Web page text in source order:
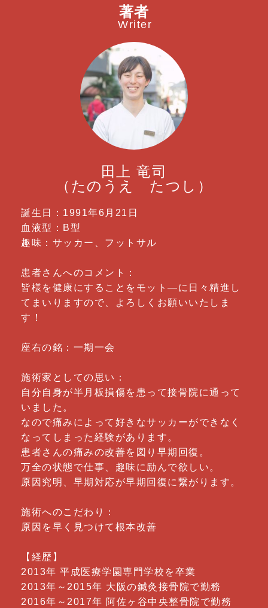
著者
Writer
田上 竜司
（たのうえ たつし）
誕生日：1991年6月21日
血液型：B型
趣味：サッカー、フットサル
患者さんへのコメント：
皆様を健康にすることをモット―に日々精進し
てまいりますので、よろしくお願いいたしま
す！
座右の銘：一期一会
施術家としての思い：
自分自身が半月板損傷を患って接骨院に通って
いました。
なので痛みによって好きなサッカーができなく
なってしまった経験があります。
患者さんの痛みの改善を図り早期回復。
万全の状態で仕事、趣味に励んで欲しい。
原因究明、早期対応が早期回復に繋がります。
施術へのこだわり：
原因を早く見つけて根本改善
【経歴】
2013年 平成医療学園専門学校を卒業
2013年～2015年 大阪の鍼灸接骨院で勤務
2016年～2017年 阿佐ヶ谷中央整骨院で勤務